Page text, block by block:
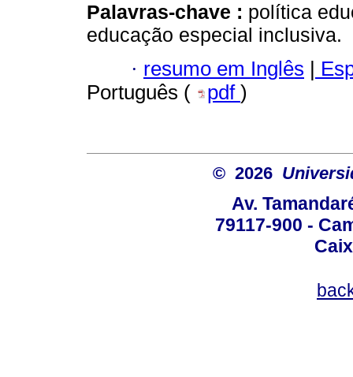
Palavras-chave : política
educação especial inclusiva.
· resumo em Inglês |
Português (
pdf )
© 2026
Av.
79117-900 -